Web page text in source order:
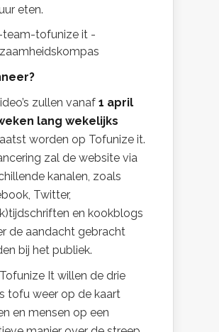
eten.
zullen vanaf 1 april
lang wekelijks
worden op Tofunize it.
zal de website via
kanalen, zoals
Twitter,
en kookblogs
de aandacht gebracht
bij het publiek.
It willen de drie
tofu weer op de kaart
en mensen op een